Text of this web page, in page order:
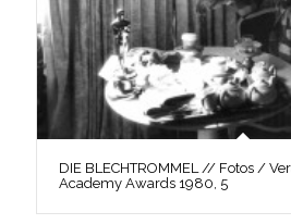
DIE BLECHTROMMEL // Fotos /
Academy Awards 1980, 5